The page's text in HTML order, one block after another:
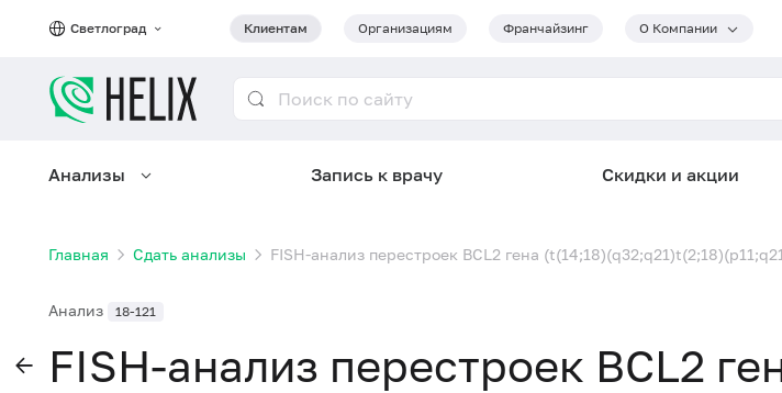
Светлоград Клиентам Организациям Франчайзинг О Компании
Анализы Запись к врачу Скидки и акции
Главная Сдать анализы FISH-анализ перестроек BCL2 гена
Анализ 18-121
FISH-анализ перестроек BCL2